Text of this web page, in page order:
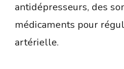
antidépresseurs, des
médicaments pour
artérielle.